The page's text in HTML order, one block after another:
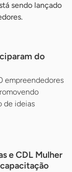
sendo lançado
do
empreendedores
de ideias
e CDL Mulher